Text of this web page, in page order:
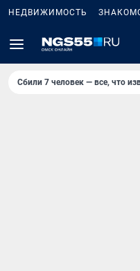
НЕДВИЖИМОСТЬ
Сбили 7 человек — все, что